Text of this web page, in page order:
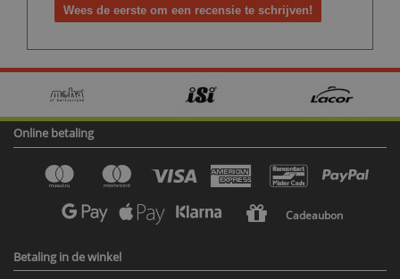
Wees de eerste om een recensie te schrijven!
Online betaling
Cadeaubon
Betaling in de winkel